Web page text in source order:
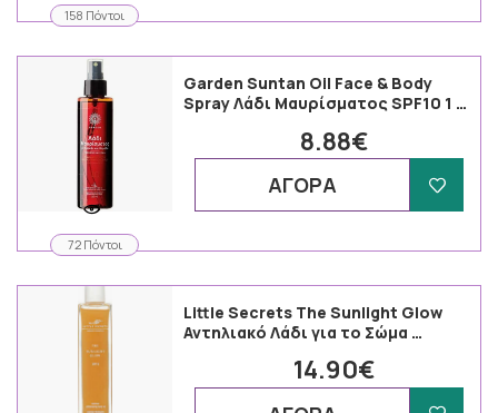
158 Πόντοι
72 Πόντοι
Garden Suntan Oil Face & Body
Spray Λάδι Μαυρίσματος SPF10 1 …
8.88€
ΑΓΟΡΑ
Little Secrets The Sunlight Glow
Αντηλιακό Λάδι για το Σώμα …
14.90€